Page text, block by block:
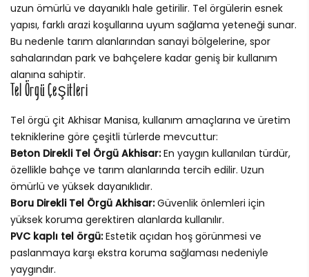
uzun ömürlü ve dayanıklı hale getirilir. Tel örgülerin esnek
yapısı, farklı arazi koşullarına uyum sağlama yeteneği sunar.
Bu nedenle tarım alanlarından sanayi bölgelerine, spor
sahalarından park ve bahçelere kadar geniş bir kullanım
alanına sahiptir.
Tel Örgü Çeşitleri
Tel örgü çit Akhisar Manisa, kullanım amaçlarına ve üretim
tekniklerine göre çeşitli türlerde mevcuttur:
Beton Direkli Tel Örgü Akhisar:En yaygın kullanılan türdür,
özellikle bahçe ve tarım alanlarında tercih edilir. Uzun
ömürlü ve yüksek dayanıklıdır.
Boru Direkli Tel Örgü Akhisar:Güvenlik önlemleri için
yüksek koruma gerektiren alanlarda kullanılır.
PVC kaplı tel örgü:Estetik açıdan hoş görünmesi ve
paslanmaya karşı ekstra koruma sağlaması nedeniyle
yaygındır.